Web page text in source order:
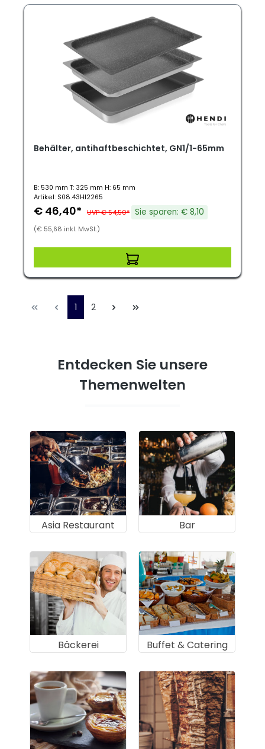
Behälter, antihaftbeschichtet, GN1/1-65mm
B: 530 mm T: 325 mm H: 65 mm
Artikel: S08.43HI2265
€ 46,40* UVP € 54,50* Sie sparen: € 8,10
(€ 55,68 inkl. MwSt.)
1 2
Entdecken Sie unsere
Themenwelten
Asia Restaurant Bar
Bäckerei Buffet & Catering